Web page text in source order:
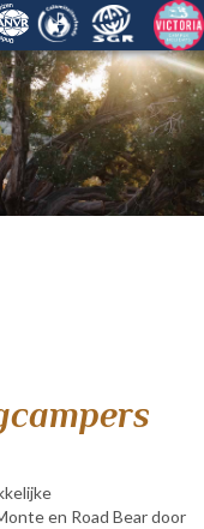
en Road Bear door